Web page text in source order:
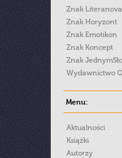
Znak Literanova
Znak Horyzont
Znak Emotikon
Znak Koncept
Znak
Wydawnictwo
Menu:
Aktualności
Książki
Autorzy